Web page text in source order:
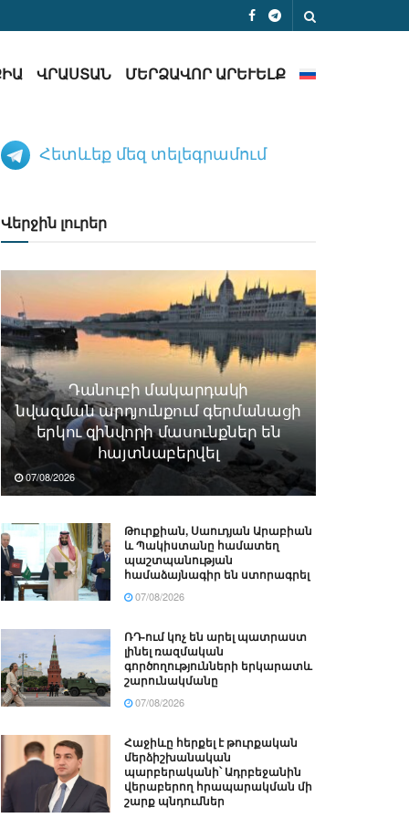
ՎՐԱՍՏԱՆ ՄԵՐՁԱՎՈՐ ԱՐԵՒԵԼՔ
Հետևեք մեզ տելեգրամում
Վերջին լուրեր
Դանուբի մակարդակի
նվազման արդյունքում գերմանացի
երկու զինվորի մասունքներ են
հայտնաբերվել
07/08/2026
Թուրքիան, Սաուդյան Արաբիան
և Պակիստանը համատեղ
պաշտպանության
համաձայնագիր են ստորագրել
07/08/2026
ՌԴ-ում կոչ են արել պատրաստ
լինել ռազմական
գործողությունների երկարատև
շարունակմանը
07/08/2026
Հաջիևը հերքել է թուրքական
մերձիշխանական
պարբերականի՝ Ադրբեջանին
վերաբերող հրապարակման մի
շարք պնդումներ